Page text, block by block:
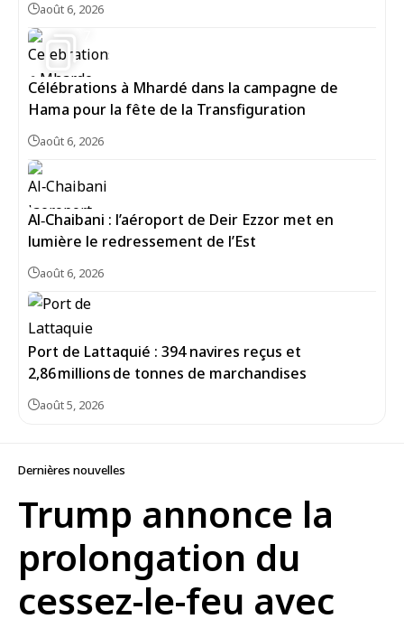
août 6, 2026
Célébrations à Mhardé dans la campagne de
Hama pour la fête de la Transfiguration
août 6, 2026
Al‑Chaibani : l’aéroport de Deir Ezzor met en
lumière le redressement de l’Est
août 6, 2026
Port de Lattaquié : 394 navires reçus et
2,86 millions de tonnes de marchandises
août 5, 2026
Dernières nouvelles
Trump annonce la
prolongation du
cessez-le-feu avec